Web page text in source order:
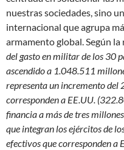
nuestras sociedades, sino
internacional que agrupa
armamento global. Según la
del gasto en militar de los 30
ascendido a 1.048.511
representa un incremento del
corresponden a EE.UU.
financia a más de tres
que integran los ejércitos de
efectivos que corresponden a